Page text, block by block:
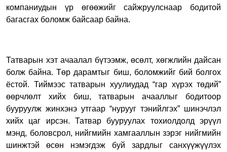
компаниудын үр өгөөжийг сайжруулснаар бодитой
багасгах боломж байсаар байна.
Татварын хэт ачаалал бүтээмж, өсөлт, хөгжлийн дайсан
болж байна. Төр дарамтыг биш, боломжийг бий болгох
ёстой. Тиймээс татварын хуулиудад “гар хүрэх төдий”
өөрчлөлт хийх биш, татварын ачааллыг бодитоор
бууруулж жинхэнэ утгаар “нурууг тэнийлгэх” шинэчлэл
хийх цаг ирсэн. Татвар бууруулах тохиолдолд эрүүл
мэнд, боловсрол, нийгмийн хамгааллын зэрэг нийгмийн
шинжтэй өсөн нэмэгдэж буй зардлыг санхүүжүүлэх